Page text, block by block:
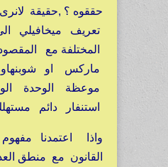
حققوه ؟ ,حقيقة
تعريف ميخافيلي
المختلفة مع
ماركس او
موعظة الوحدة
استنفار دائم
واذا اعتمدنا
القانون مع منطق